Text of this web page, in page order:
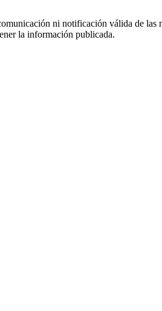
ni notificación válida de
la información publicada.